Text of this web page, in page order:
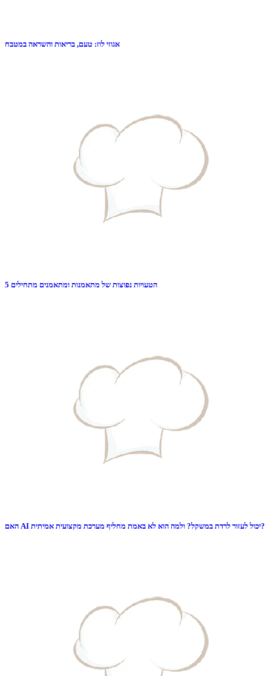
אגוזי לוז: טעם, בריאות והשראה במטבח
5 הטעויות נפוצות של מתאמנות ומתאמנים מתחילים
האם AI יכול לעזור לרדת במשקל? ולמה הוא לא באמת מחליף מערכת מקצועית אמיתית?